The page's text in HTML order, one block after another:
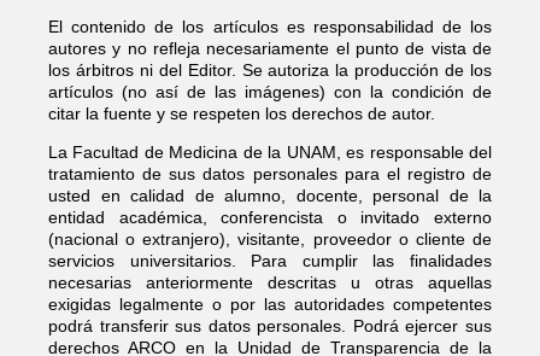
El contenido de los artículos es responsabilidad de los
autores y no refleja necesariamente el punto de vista de
los árbitros ni del Editor. Se autoriza la producción de los
artículos (no así de las imágenes) con la condición de
citar la fuente y se respeten los derechos de autor.
La Facultad de Medicina de la UNAM, es responsable del
tratamiento de sus datos personales para el registro de
usted en calidad de alumno, docente, personal de la
entidad académica, conferencista o invitado externo
(nacional o extranjero), visitante, proveedor o cliente de
servicios universitarios. Para cumplir las finalidades
necesarias anteriormente descritas u otras aquellas
exigidas legalmente o por las autoridades competentes
podrá transferir sus datos personales. Podrá ejercer sus
derechos ARCO en la Unidad de Transparencia de la